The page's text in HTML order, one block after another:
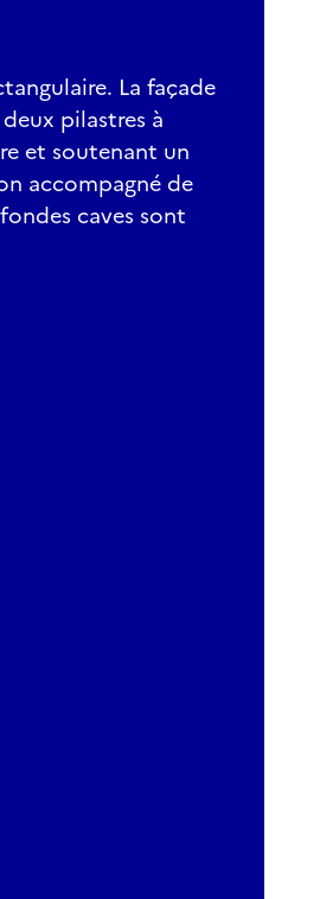
La façade
pilastres à
et soutenant un
accompagné de
caves sont